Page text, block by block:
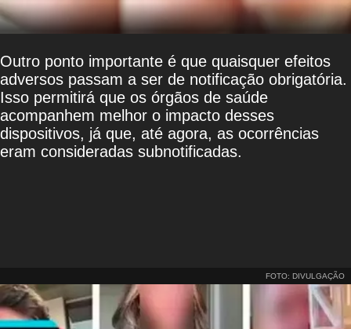
Outro ponto importante é que quaisquer efeitos
adversos passam a ser de notificação obrigatória.
Isso permitirá que os órgãos de saúde
acompanhem melhor o impacto desses
dispositivos, já que, até agora, as ocorrências
eram consideradas subnotificadas.
FOTO: DIVULGAÇÃO